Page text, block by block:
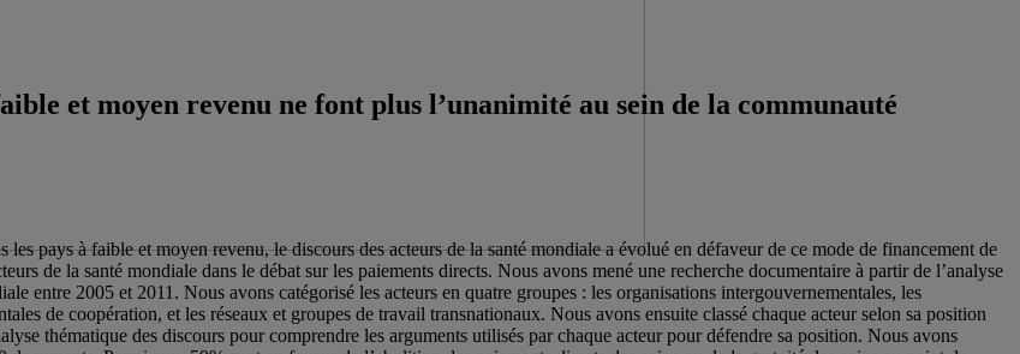
et moyen revenu ne font plus l’unanimité au sein de la communauté
les pays à faible et moyen revenu, le discours des acteurs de la santé mondiale a évolué en défaveur de ce mode de financement de
de la santé mondiale dans le débat sur les paiements directs. Nous avons mené une recherche documentaire à partir de l’analyse
entre 2005 et 2011. Nous avons catégorisé les acteurs en quatre groupes : les organisations intergouvernementales, les
de coopération, et les réseaux et groupes de travail transnationaux. Nous avons ensuite classé chaque acteur selon sa position
thématique des discours pour comprendre les arguments utilisés par chaque acteur pour défendre sa position. Nous avons